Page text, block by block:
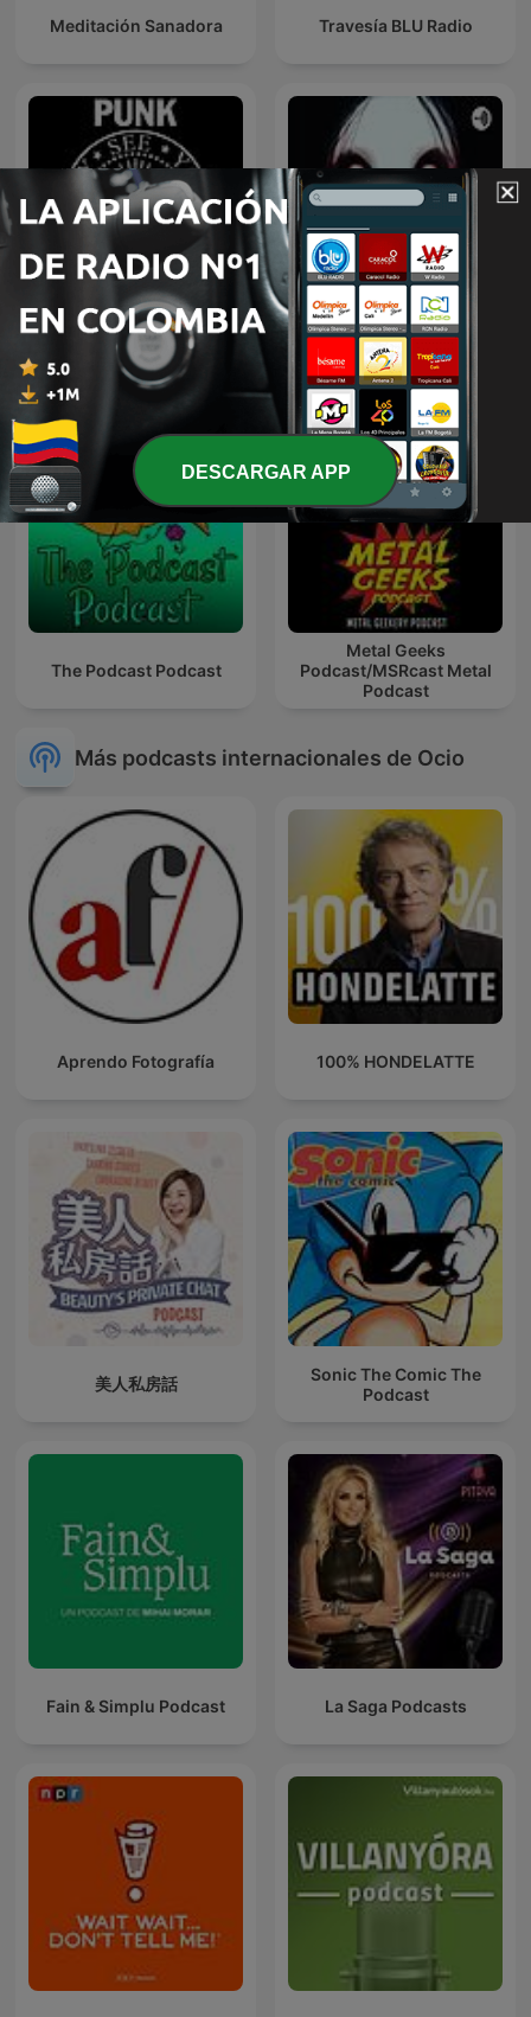
Meditación Sanadora Travesía BLU Radio
Punk Frockers Terror
The Podcast Podcast
Metal Geeks
Podcast/MSRcast Metal
Podcast
Más podcasts internacionales de Ocio
Aprendo Fotografía 100% HONDELATTE
美人私房話
Sonic The Comic The
Podcast
Fain & Simplu Podcast La Saga Podcasts
DESCARGAR APP